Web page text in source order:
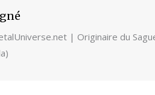
| Originaire du